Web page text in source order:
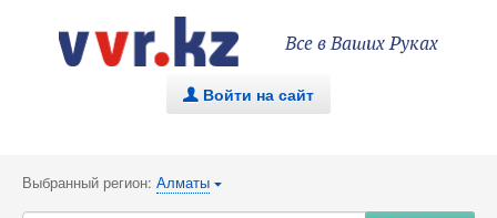
Все в Ваших Руках
. Войти на сайт
Выбранный регион: Алматы {